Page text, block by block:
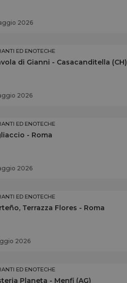
2026
ED ENOTECHE
di Gianni - Casacanditella (CH)
2026
ED ENOTECHE
- Roma
2026
ED ENOTECHE
Terrazza Flores - Roma
2026
ED ENOTECHE
Planeta - Menfi (AG)